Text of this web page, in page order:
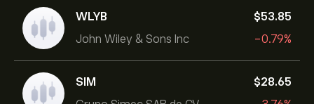
WLYB
John Wiley & Sons Inc
‎$‎53.85
-0.79%
SIM
‎$‎28.65